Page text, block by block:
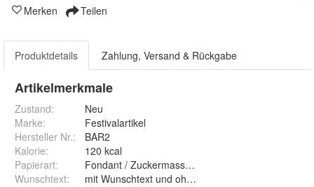
Merken Teilen
Produktdetails Zahlung, Versand & Rückgabe
Artikelmerkmale
Zustand:
Neu
Marke:
Festivalartikel
Hersteller Nr.:
BAR2
Kalorie:
120 kcal
Papierart:
Wunschtext: mit Wunschtext und ohne Wunschtext